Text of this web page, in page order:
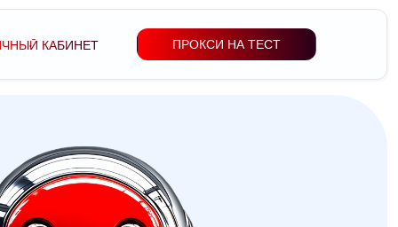
ПРОКСИ НА ТЕСТ
КАБИНЕТ